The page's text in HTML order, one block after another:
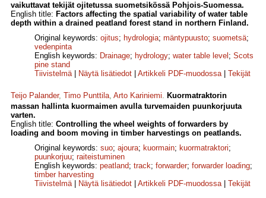
vaikuttavat tekijät ojitetussa suometsikössä Pohjois-Suomessa.
English title: Factors affecting the spatial variability of water table
depth within a drained peatland forest stand in northern Finland.
Original keywords: ojitus; hydrologia; mäntypuusto; suometsä;
vedenpinta
English keywords: Drainage; hydrology; water table level ; Scots
pine stand
Tiivistelmä| Näytä lisätiedot Artikkeli PDF-muodossa| Tekijät
Teijo Palander, Timo Punttila, Arto Kariniemi. Kuormatraktorin
massan hallinta kuormaimen avulla turvemaiden puunkorjuuta
varten.
English title: Controlling the wheel weights of forwarders by
loading and boom moving in timber harvestings on peatlands.
Original keywords: suo; ajoura; kuormain; kuormatraktori;
puunkorjuu; raiteistuminen
English keywords: peatland; track; forwarder; forwarder loading;
timber harvesting
Tiivistelmä| Näytä lisätiedot Artikkeli PDF-muodossa| Tekijät